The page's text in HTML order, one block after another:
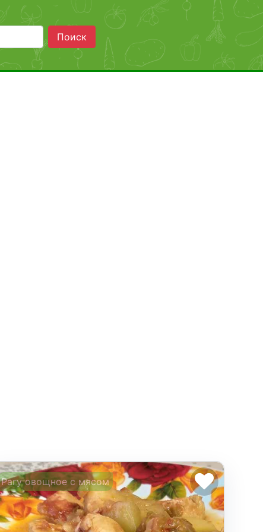
Поиск
Рагу овощное с мясом